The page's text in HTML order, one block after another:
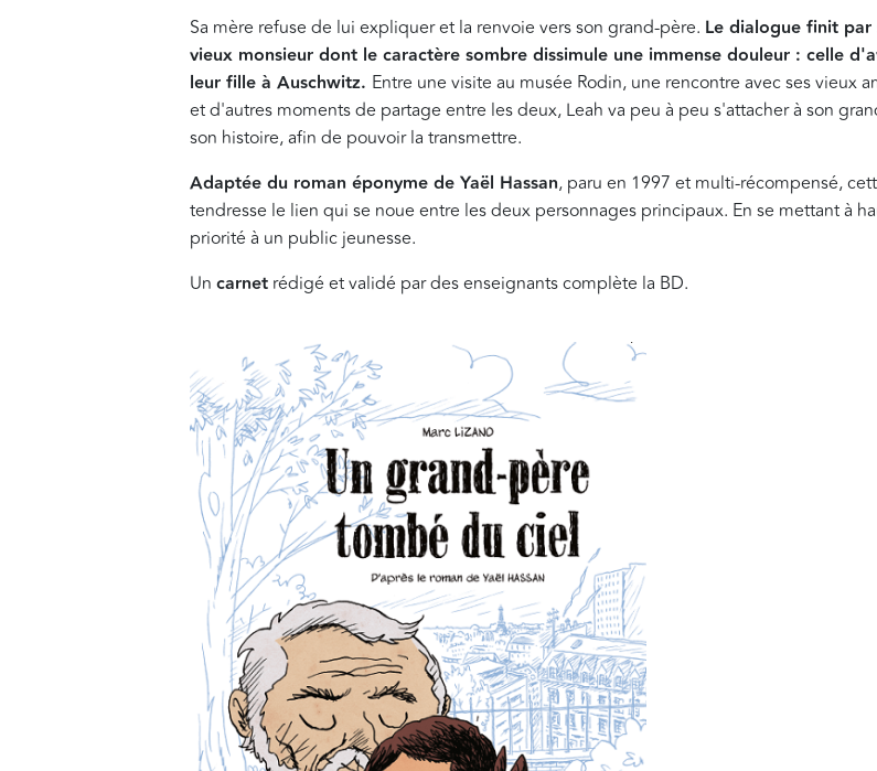
Sa mère refuse de lui expliquer et la renvoie vers son grand-père. Le dialogue finit
vieux monsieur dont le caractère sombre dissimule une immense douleur : celle
leur fille à Auschwitz. Entre une visite au musée Rodin, une rencontre avec ses vieux
et d'autres moments de partage entre les deux, Leah va peu à peu s'attacher à son
son histoire, afin de pouvoir la transmettre.
Adaptée du roman éponyme de Yaël Hassan, paru en 1997 et multi-récompensé,
tendresse le lien qui se noue entre les deux personnages principaux. En se mettant à
priorité à un public jeunesse.
Un carnet rédigé et validé par des enseignants complète la BD.